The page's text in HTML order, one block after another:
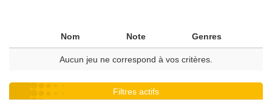
Nom Note Genres
Aucun jeu ne correspond à vos critères.
Filtres actifs